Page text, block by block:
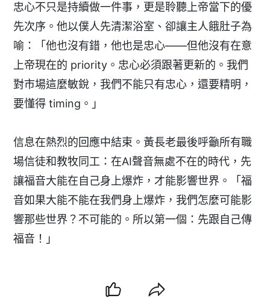
忠心不只是持續做一件事，更是聆聽上帝當下的優
先次序。他以僕人先清潔浴室、卻讓主人餓肚子為
喻：「他也沒有錯，他也是忠心——但他沒有在意
上帝現在的 priority。忠心必須跟著更新的。我們
對市場這麼敏銳，我們不能只有忠心，還要精明，
要懂得 timing。」
信息在熱烈的回應中結束。黃長老最後呼籲所有職
場信徒和教牧同工：在AI聲音無處不在的時代，先
讓福音大能在自己身上爆炸，才能影響世界。「福
音如果大能不能在我們身上爆炸，我們怎麼可能影
響那些世界？不可能的。所以第一個：先跟自己傳
福音！」